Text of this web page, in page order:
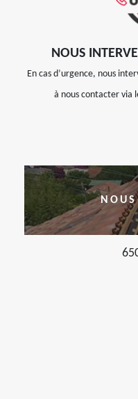
NOUS
En cas d’urgence, nous
à nous contacter via